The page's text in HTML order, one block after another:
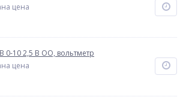
цена
0-10 2,5 В ОО, вольтметр
цена